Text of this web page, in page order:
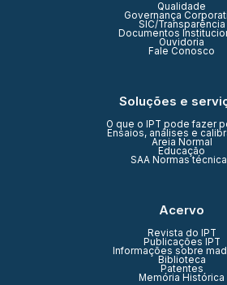
Qualidade
Governança
SIC/Transparência
Documentos
Ouvidoria
Fale Conosco
Soluções e
O que o IPT pode fazer
Ensaios, análises e
Areia Normal
Educação
SAA Normas
Acervo
Revista do IPT
Publicações IPT
Informações sobre
Biblioteca
Patentes
Memória Histórica